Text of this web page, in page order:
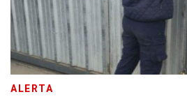
ALERTA